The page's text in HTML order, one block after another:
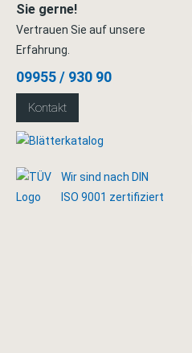
Sie gerne!
Vertrauen Sie auf unsere
Erfahrung.
09955 / 930 90
Kontakt
Wir sind nach DIN
ISO 9001 zertifiziert